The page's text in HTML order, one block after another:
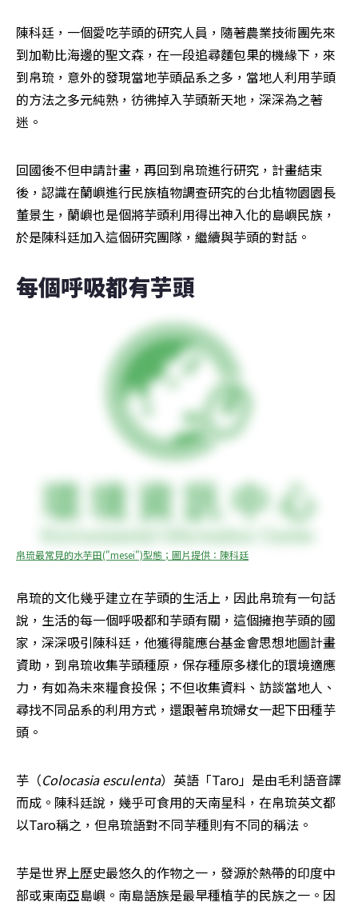
陳科廷，一個愛吃芋頭的研究人員，隨著農業技術團先來
到加勒比海邊的聖文森，在一段追尋麵包果的機緣下，來
到帛琉，意外的發現當地芋頭品系之多，當地人利用芋頭
的方法之多元純熟，彷彿掉入芋頭新天地，深深為之著
迷。
回國後不但申請計畫，再回到帛琉進行研究，計畫結束
後，認識在蘭嶼進行民族植物調查研究的台北植物園園長
董景生，蘭嶼也是個將芋頭利用得出神入化的島嶼民族，
於是陳科廷加入這個研究團隊，繼續與芋頭的對話。
每個呼吸都有芋頭
帛琉最常見的水芋田("mesei")型態；圖片提供：陳科廷
帛琉的文化幾乎建立在芋頭的生活上，因此帛琉有一句話
說，生活的每一個呼吸都和芋頭有關，這個擁抱芋頭的國
家，深深吸引陳科廷，他獲得龍應台基金會思想地圖計畫
資助，到帛琉收集芋頭種原，保存種原多樣化的環境適應
力，有如為未來糧食投保；不但收集資料、訪談當地人、
尋找不同品系的利用方式，還跟著帛琉婦女一起下田種芋
頭。
芋（Colocasia esculenta）英語「Taro」是由毛利語音譯
而成。陳科廷說，幾乎可食用的天南星科，在帛琉英文都
以Taro稱之，但帛琉語對不同芋種則有不同的稱法。
芋是世界上歷史最悠久的作物之一，發源於熱帶的印度中
部或東南亞島嶼。南島語族是最早種植芋的民族之一。因